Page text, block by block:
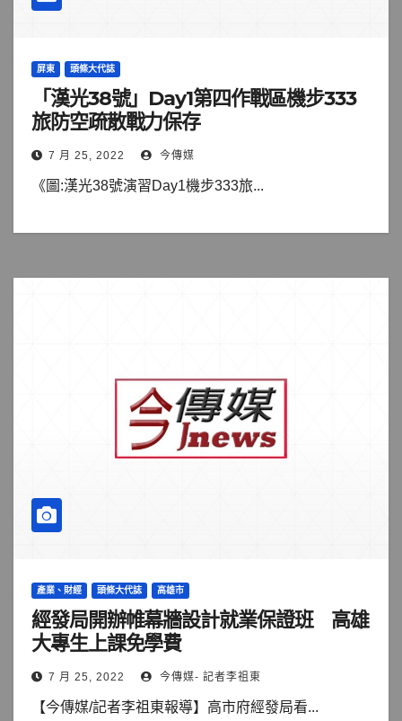
屏東 頭條大代誌
「漢光38號」Day1第四作戰區機步333
旅防空疏散戰力保存
7 月 25, 2022 今傳媒
《圖:漢光38號演習Day1機步333旅...
產業、財經 頭條大代誌 高雄市
經發局開辦帷幕牆設計就業保證班 高雄
大專生上課免學費
7 月 25, 2022 今傳媒- 記者李祖東
【今傳媒/記者李祖東報導】高市府經發局看...